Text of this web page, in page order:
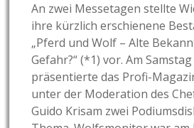
An zwei Messetagen stellte
ihre kürzlich erschienene
„Pferd und Wolf – Alte
Gefahr?“ (*1) vor. Am
präsentierte das Profi-
unter der Moderation des
Guido Krisam zwei